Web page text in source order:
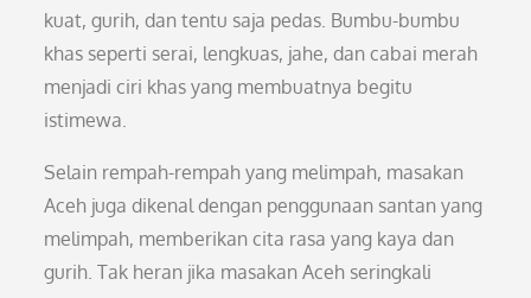
kuat, gurih, dan tentu saja pedas. Bumbu-bumbu
khas seperti serai, lengkuas, jahe, dan cabai merah
menjadi ciri khas yang membuatnya begitu
istimewa.
Selain rempah-rempah yang melimpah, masakan
Aceh juga dikenal dengan penggunaan santan yang
melimpah, memberikan cita rasa yang kaya dan
gurih. Tak heran jika masakan Aceh seringkali